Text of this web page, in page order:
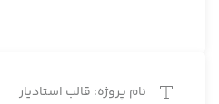
نام پروژه: قالب استادیار